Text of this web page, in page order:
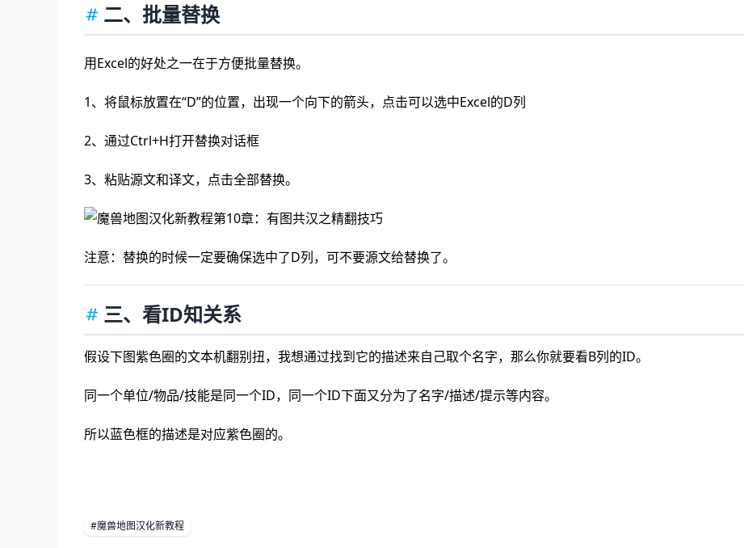
二、批量替换
用Excel的好处之一在于方便批量替换。
1、将鼠标放置在“D”的位置，出现一个向下的箭头，点击可以选中Excel的D列
2、通过Ctrl+H打开替换对话框
3、粘贴源文和译文，点击全部替换。
注意：替换的时候一定要确保选中了D列，可不要源文给替换了。
三、看ID知关系
假设下图紫色圈的文本机翻别扭，我想通过找到它的描述来自己取个名字，那么你就要看B列的ID。
同一个单位/物品/技能是同一个ID，同一个ID下面又分为了名字/描述/提示等内容。
所以蓝色框的描述是对应紫色圈的。
#魔兽地图汉化新教程